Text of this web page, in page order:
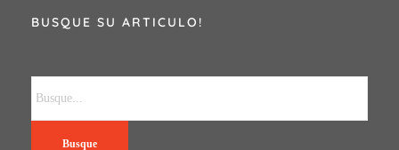
BUSQUE SU ARTICULO!
Busque